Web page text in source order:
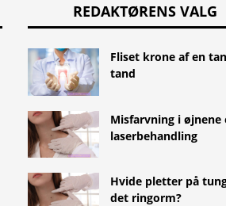
REDAKTØRENS VALG
Fliset krone af en
tand
Misfarvning i øjnene
laserbehandling
Hvide pletter på
det ringorm?